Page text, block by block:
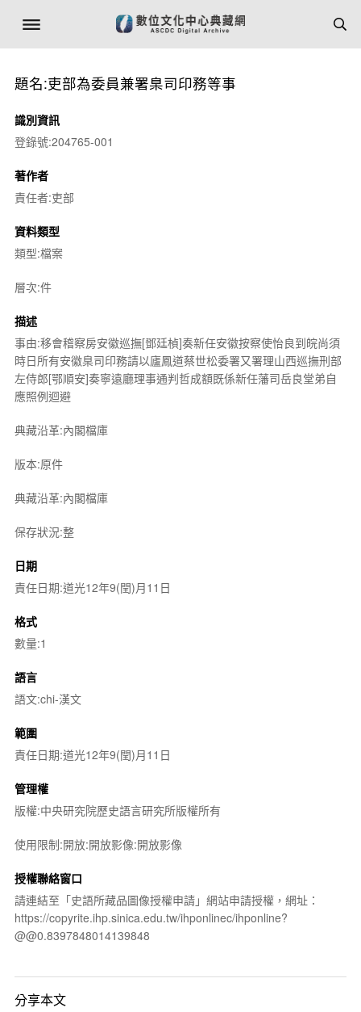
題名:吏部為委員兼署臬司印務等事
識別資訊
登錄號:204765-001
著作者
責任者:吏部
資料類型
類型:檔案
層次:件
描述
事由:移會稽察房安徽巡撫[鄧廷楨]奏新任安徽按察使怡良到皖尚須
時日所有安徽臬司印務請以廬鳳道蔡世松委署又署理山西巡撫刑部
左侍郎[鄂順安]奏寧遠廳理事通判哲成額既係新任藩司岳良堂弟自
應照例迴避
典藏沿革:內閣檔庫
版本:原件
典藏沿革:內閣檔庫
保存狀況:整
日期
責任日期:道光12年9(閏)月11日
格式
數量:1
語言
語文:chi-漢文
範圍
責任日期:道光12年9(閏)月11日
管理權
版權:中央研究院歷史語言研究所版權所有
使用限制:開放:開放影像:開放影像
授權聯絡窗口
請連結至「史語所藏品圖像授權申請」網站申請授權，網址：
https://copyrite.ihp.sinica.edu.tw/ihponlinec/ihponline?
@@0.8397848014139848
分享本文